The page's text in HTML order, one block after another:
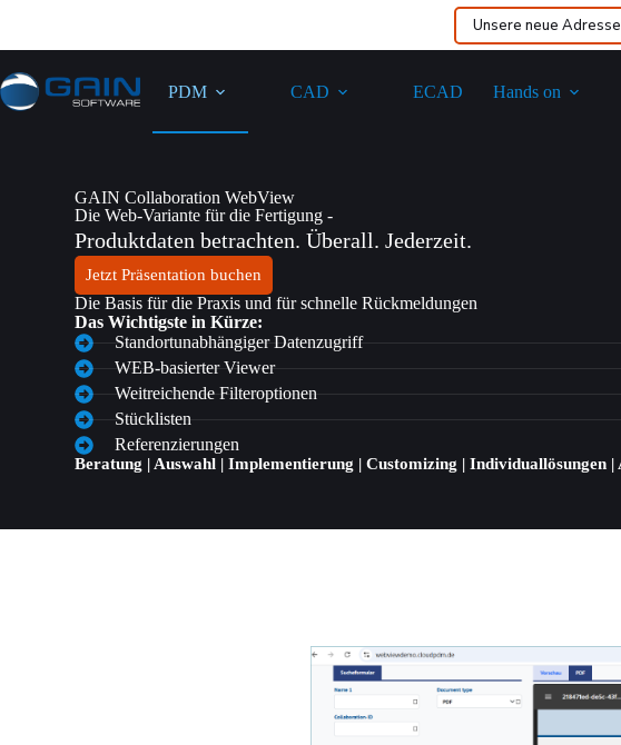
Unsere neue
PDM CAD ECAD Hands on
GAIN Collaboration WebView
Die Web-Variante für die Fertigung -
Produktdaten betrachten. Überall. Jederzeit.
Jetzt Präsentation buchen
Die Basis für die Praxis und für schnelle Rückmeldungen
Das Wichtigste in Kürze:
Standortunabhängiger Datenzugriff
WEB-basierter Viewer
Weitreichende Filteroptionen
Stücklisten
Referenzierungen
Beratung | Auswahl | Implementierung | Customizing | Individuallösungen